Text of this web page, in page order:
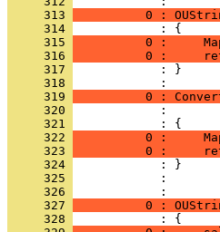
     313
0 :
     314
     315
0 :
     316
0 :
     317
            : }
     318
     319
0 :
     320
     321
     322
0 :
     323
0 :
     324
     325
            :
     326
     327
0 :
     328